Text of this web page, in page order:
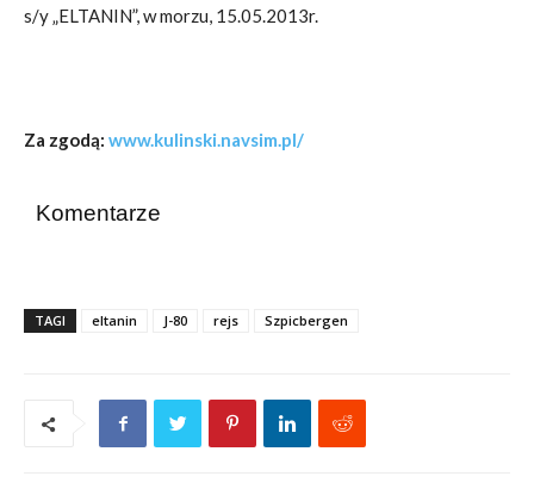
s/y „ELTANIN”, w morzu, 15.05.2013r.
Za zgodą: www.kulinski.navsim.pl/
Komentarze
TAGI eltanin J-80 rejs Szpicbergen